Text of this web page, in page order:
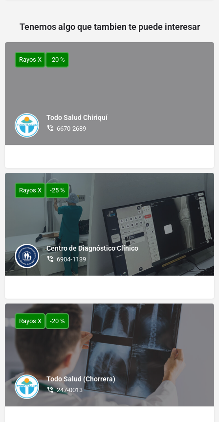
Tenemos algo que tambien te puede interesar
Todo Salud Chiriquí
6670-2689
Rayos X -20 %
Centro de Diagnóstico Clínico
6904-1139
Rayos X -25 %
Todo Salud (Chorrera)
247-0013
Rayos X -20 %